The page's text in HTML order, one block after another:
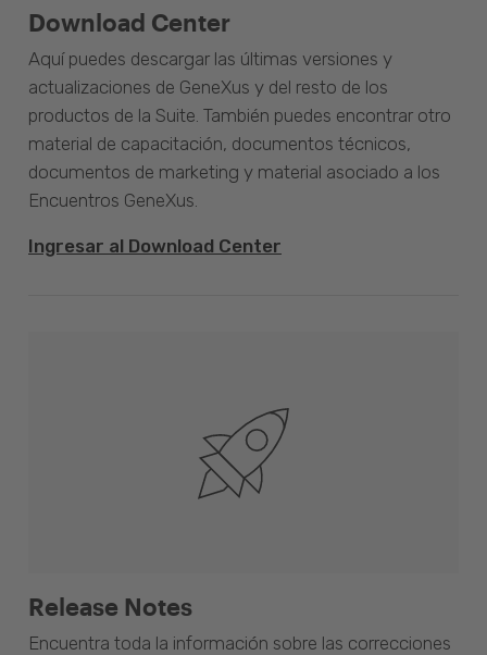
Download Center
Aquí puedes descargar las últimas versiones y
actualizaciones de GeneXus y del resto de los
productos de la Suite. También puedes encontrar otro
material de capacitación, documentos técnicos,
documentos de marketing y material asociado a los
Encuentros GeneXus.
Ingresar al Download Center
Release Notes
Encuentra toda la información sobre las correcciones